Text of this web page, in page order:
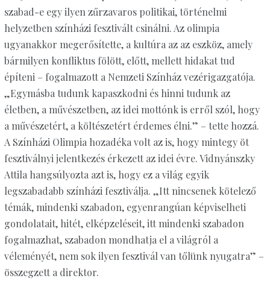
szabad-e egy ilyen zűrzavaros politikai, történelmi
helyzetben színházi fesztivált csinálni. Az olimpia
ugyanakkor megerősítette, a kultúra az az eszköz, amely
bármilyen konfliktus fölött, előtt, mellett hidakat tud
építeni – fogalmazott a Nemzeti Színház vezérigazgatója.
„Egymásba tudunk kapaszkodni és hinni tudunk az
életben, a művészetben, az idei mottónk is erről szól, hogy
a művészetért, a költészetért érdemes élni.” – tette hozzá.
A Színházi Olimpia hozadéka volt az is, hogy mintegy öt
fesztiválnyi jelentkezés érkezett az idei évre. Vidnyánszky
Attila hangsúlyozta azt is, hogy ez a világ egyik
legszabadabb színházi fesztiválja. „Itt nincsenek kötelező
témák, mindenki szabadon, egyenrangúan képviselheti
gondolatait, hitét, elképzeléseit, itt mindenki szabadon
fogalmazhat, szabadon mondhatja el a világról a
véleményét, nem sok ilyen fesztivál van tőlünk nyugatra” –
összegzett a direktor.